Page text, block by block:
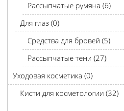
Рассыпчатые румяна (6)
Для глаз (0)
Средства для бровей (5)
Рассыпчатые тени (27)
Уходовая косметика (0)
Кисти для косметологии (32)